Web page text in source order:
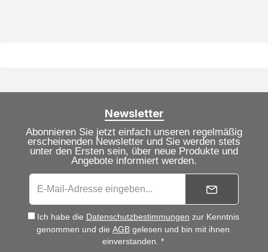
Newsletter
Abonnieren Sie jetzt einfach unseren regelmäßig
erscheinenden Newsletter und Sie werden stets
unter den Ersten sein, über neue Produkte und
Angebote informiert werden.
Ich habe die Datenschutzbestimmungen zur Kenntnis
genommen und die AGB gelesen und bin mit ihnen
einverstanden. *